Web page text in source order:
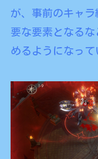
が、事前のキャ
要な要素となる
めるようになって